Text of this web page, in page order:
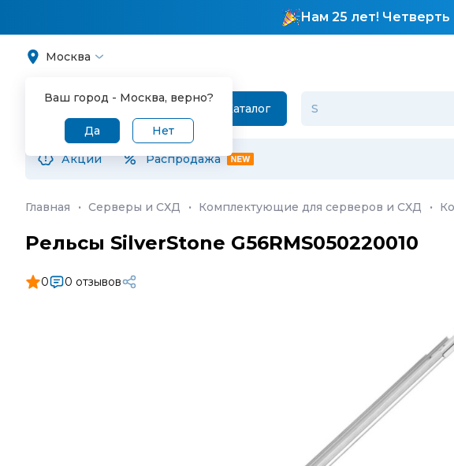
Нам 25 лет!
Москва
Ваш город - Москва, верно?
Да Нет
Каталог
Акции Распродажа
Главная · Серверы и СХД · Комплектующие для серверов и СХД ·
Рельсы SilverStone G56RMS050220010
0 0 отзывов